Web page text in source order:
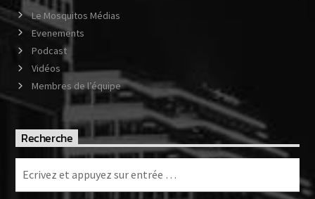
Le Mosquitos Médias
Evenements
Podcast
Vidéos
Membres de l’équipe
Recherche